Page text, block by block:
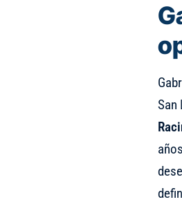
San